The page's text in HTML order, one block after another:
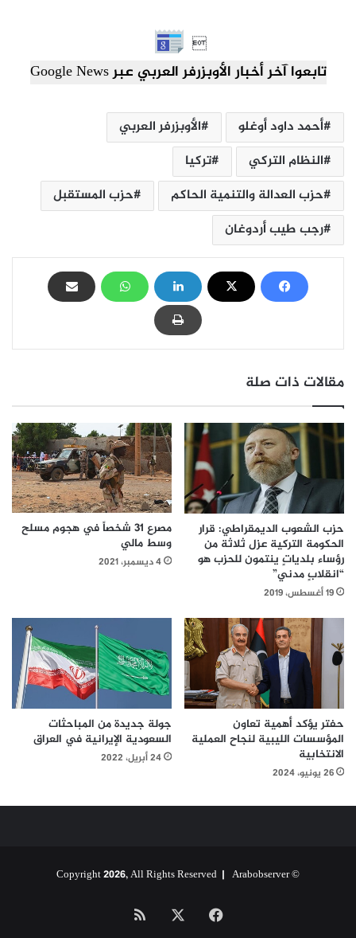

تابعوا آخر أخبار الأوبزرفر العربي عبر Google News
أحمد داود أوغلو
الأوبزرفر العربي
النظام التركي
تركيا
حزب العدالة والتنمية الحاكم
حزب المستقبل
رجب طيب أردوغان
مقالات ذات صلة
حزب الشعوب الديمقراطي: قرار
الحكومة التركية عزل ثلاثة من
رؤساء بلدياتٍ ينتمون للحزب هو
“انقلابٍ مدني”
19 أغسطس، 2019
مصرع 31 شخصاً في هجوم مسلح
وسط مالي
4 ديسمبر، 2021
حفتر يؤكد أهمية تعاون
المؤسسات الليبية لنجاح العملية
الانتخابية
26 يونيو، 2024
جولة جديدة من المباحثات
السعودية الإيرانية في العراق
24 أبريل، 2022
© Copyright 2026, All Rights Reserved |
Arabobserver
فيسبوك